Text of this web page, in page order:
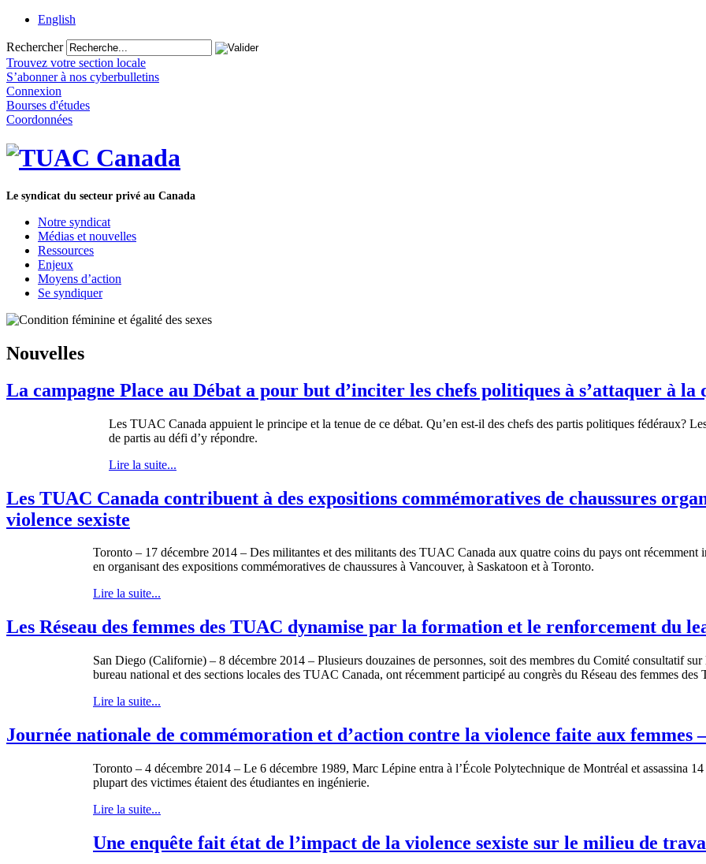
English
Rechercher
Trouvez votre section locale
S’abonner à nos cyberbulletins
Connexion
Bourses d'études
Coordonnées
Le syndicat du secteur privé au Canada
Notre syndicat
Médias et nouvelles
Ressources
Enjeux
Moyens d’action
Se syndiquer
Nouvelles
La campagne Place au Débat a pour but d’inciter les chefs politiques à s’attaquer à la
Les TUAC Canada appuient le principe et la tenue de ce débat. Qu’en est-il des chefs des partis politiques fédéraux?
de partis au défi d’y répondre.
Lire la suite...
Les TUAC Canada contribuent à des expositions commémoratives de chaussures
violence sexiste
Toronto – 17 décembre 2014 – Des militantes et des militants des TUAC Canada aux quatre coins du pays ont
en organisant des expositions commémoratives de chaussures à Vancouver, à Saskatoon et à Toronto.
Lire la suite...
Les Réseau des femmes des TUAC dynamise par la formation et le renforcement du
San Diego (Californie) – 8 décembre 2014 – Plusieurs douzaines de personnes, soit des membres du Comité consultatif
bureau national et des sections locales des TUAC Canada, ont récemment participé au congrès du Réseau des femmes
Lire la suite...
Journée nationale de commémoration et d’action contre la violence faite aux femmes
Toronto – 4 décembre 2014 – Le 6 décembre 1989, Marc Lépine entra à l’École Polytechnique de Montréal et assassina
plupart des victimes étaient des étudiantes en ingénierie.
Lire la suite...
Une enquête fait état de l’impact de la violence sexiste sur le milieu de